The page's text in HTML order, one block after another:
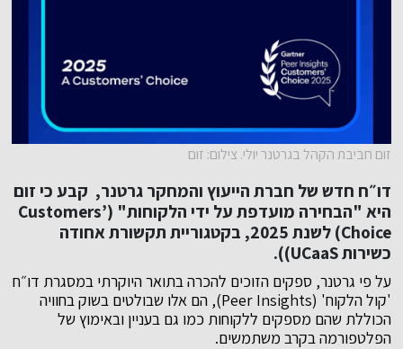
זום חביבת הקהל בגרטנר יולי. צילום: זום
דו״ח חדש של חברת הייעוץ והמחקר גרטנר, קבע כי זום
היא "הבחירה מועדפת על ידי הלקוחות" (Customers’
Choice) לשנת 2025, בקטגוריית תקשורת אחודה
כשירות UCaaS)).
על פי גרטנר, ספקים הזוכים להכרה בתואר היוקרתי במסגרת דו״ח
'קול הלקוח' (Peer Insights), הם אלו שבולטים בשוק בחוויה
הכוללת שהם מספקים ללקוחות כמו גם בעניין ובאימוץ של
הפלטפורמה בקרב משתמשים.